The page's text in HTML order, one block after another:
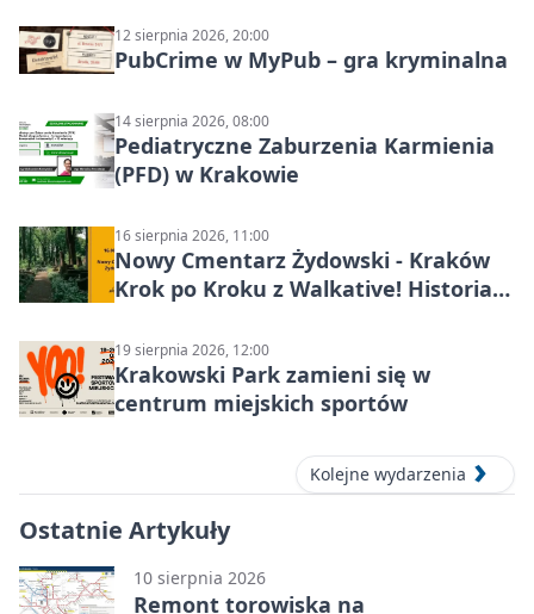
12 sierpnia 2026, 20:00
PubCrime w MyPub – gra kryminalna
14 sierpnia 2026, 08:00
Pediatryczne Zaburzenia Karmienia
(PFD) w Krakowie
16 sierpnia 2026, 11:00
Nowy Cmentarz Żydowski - Kraków
Krok po Kroku z Walkative! Historia
19 sierpnia 2026, 12:00
Krakowski Park zamieni się w
centrum miejskich sportów
Kolejne wydarzenia
Ostatnie Artykuły
10 sierpnia 2026
Remont torowiska na